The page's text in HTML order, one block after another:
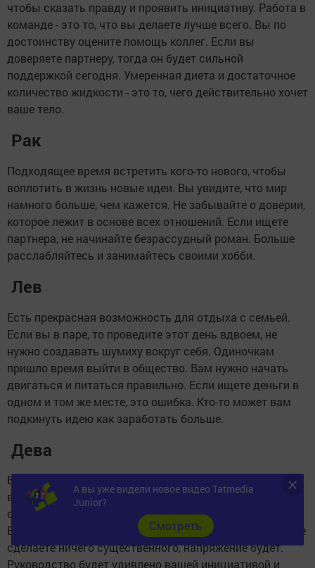
чтобы сказать правду и проявить инициативу. Работа в
команде - это то, что вы делаете лучше всего. Вы по
достоинству оцените помощь коллег. Если вы
доверяете партнеру, тогда он будет сильной
поддержкой сегодня. Умеренная диета и достаточное
количество жидкости - это то, чего действительно хочет
ваше тело.
Рак
Подходящее время встретить кого-то нового, чтобы
воплотить в жизнь новые идеи. Вы увидите, что мир
намного больше, чем кажется. Не забывайте о доверии,
которое лежит в основе всех отношений. Если ищете
партнера, не начинайте безрассудный роман. Больше
расслабляйтесь и занимайтесь своими хобби.
Лев
Есть прекрасная возможность для отдыха с семьей.
Если вы в паре, то проведите этот день вдвоем, не
нужно создавать шумиху вокруг себя. Одиночкам
пришло время выйти в общество. Вам нужно начать
двигаться и питаться правильно. Если ищете деньги в
одном и том же месте, это ошибка. Кто-то может вам
подкинуть идею как заработать больше.
Дева
Если вы чувствуете, что другие люди ограничивают
вас, пришло время положить этому конец. Скажите
стоп негативным мыслям и отношению окружающих.
Ваш партнер почувствует изменения, и даже если вы не
сделаете ничего существенного, напряжение будет.
Руководство будет удивлено вашей инициативой и
А вы уже видели новое видео Tatmedia
Junior?
Cмотреть